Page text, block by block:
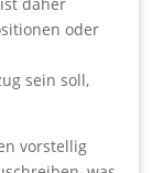
oder
sein soll,
vorstellig